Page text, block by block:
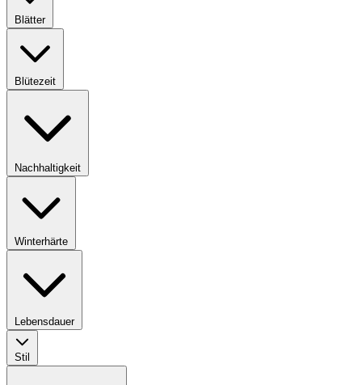
Blätter
Blütezeit
Nachhaltigkeit
Winterhärte
Lebensdauer
Stil